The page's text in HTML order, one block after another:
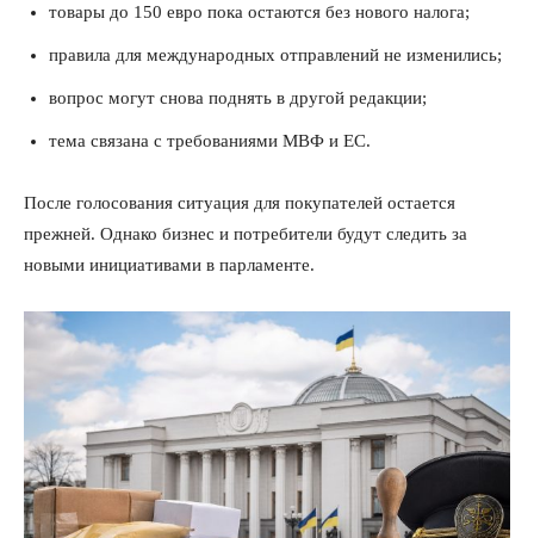
товары до 150 евро пока остаются без нового налога;
правила для международных отправлений не изменились;
вопрос могут снова поднять в другой редакции;
тема связана с требованиями МВФ и ЕС.
После голосования ситуация для покупателей остается
прежней. Однако бизнес и потребители будут следить за
новыми инициативами в парламенте.